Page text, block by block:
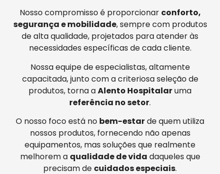
Nosso compromisso é proporcionar conforto,
segurança e mobilidade, sempre com produtos
de alta qualidade, projetados para atender às
necessidades específicas de cada cliente.
Nossa equipe de especialistas, altamente
capacitada, junto com a criteriosa seleção de
produtos, torna aAlento Hospitalaruma
referência no setor.
O nosso foco está no bem-estarde quem utiliza
nossos produtos, fornecendo não apenas
equipamentos, mas soluções que realmente
melhorem a qualidade de vida daqueles que
precisam de cuidados especiais.